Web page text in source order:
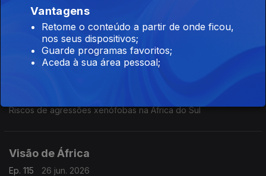
Ep. 117
30 jun. 2026
Dia de manifestações na África do Sul
Riscos de agressões xenófobas na África do Sul
Visão de África
Ep. 115
26 jun. 2026
Vantagens
Retome o conteúdo a partir de onde ficou,
nos seus dispositivos;
Guarde programas favoritos;
Aceda à sua área pessoal;